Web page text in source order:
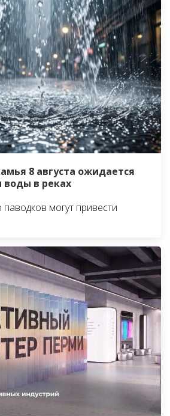
8 августа ожидается
в реках
могут привести